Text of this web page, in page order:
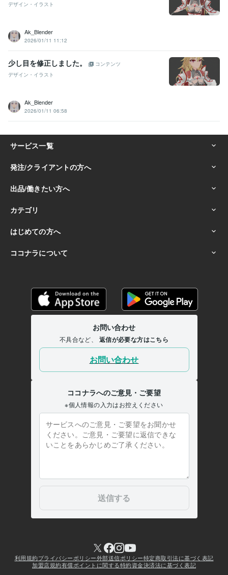
デザイン・イラスト
Ak_Blender
2026/01/11 11:12
少し目を修正しました。
コンテンツ
デザイン・イラスト
Ak_Blender
2026/01/11 06:58